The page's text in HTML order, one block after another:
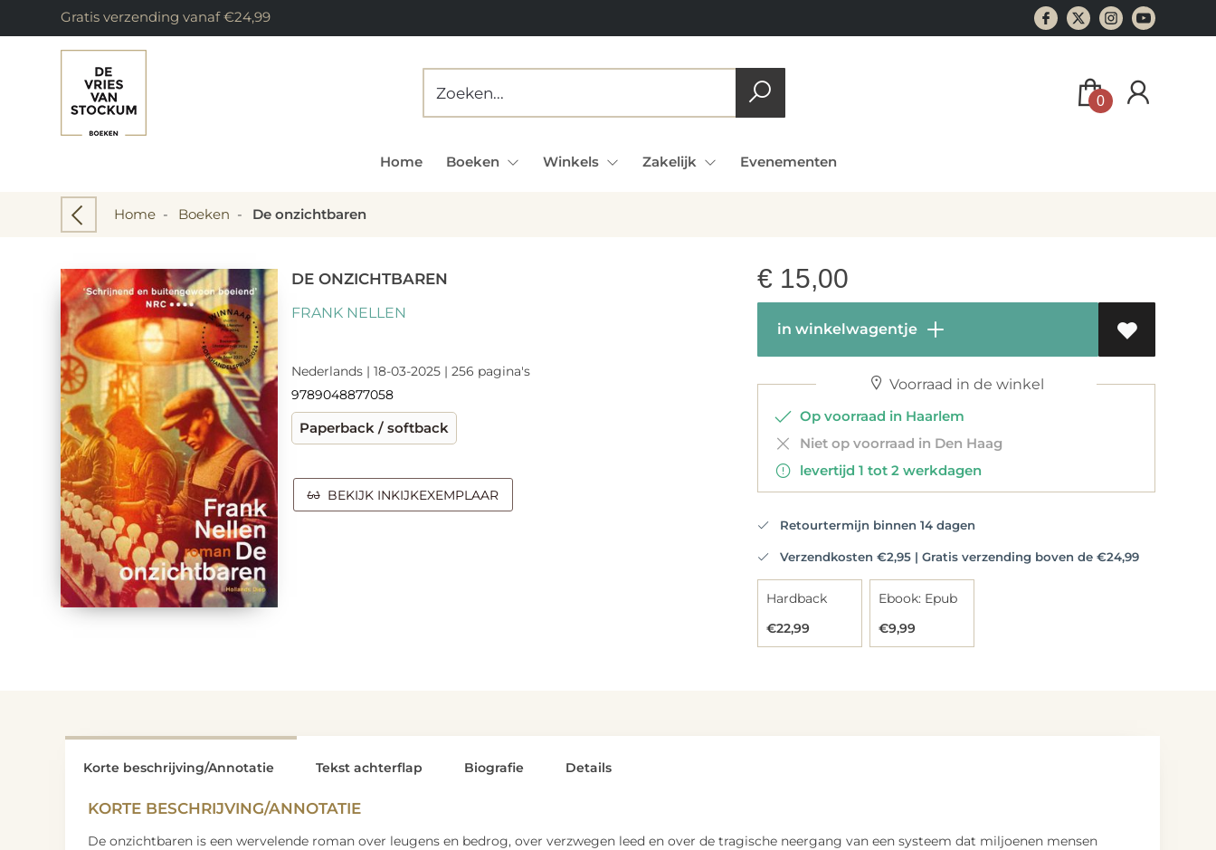
Gratis verzending vanaf €24,99
0
Home Boeken Winkels Zakelijk Evenementen
Home - Boeken - De onzichtbaren
DE ONZICHTBAREN
FRANK NELLEN
Nederlands | 18-03-2025 | 256 pagina's
9789048877058
Paperback / softback
BEKIJK INKIJKEXEMPLAAR
€ 15,00
in winkelwagentje
Voorraad in de winkel
Op voorraad in Haarlem
Niet op voorraad in Den Haag
levertijd 1 tot 2 werkdagen
Retourtermijn binnen 14 dagen
Verzendkosten €2,95 | Gratis verzending boven de €24,99
Hardback
€22,99
Ebook: Epub
€9,99
Korte beschrijving/Annotatie
KORTE BESCHRIJVING/ANNOTATIE
De onzichtbaren is een wervelende roman over leugens en bedrog, over verzwegen leed en over de tragische neergang van een systeem dat miljoenen mensen
Tekst achterflap Biografie Details